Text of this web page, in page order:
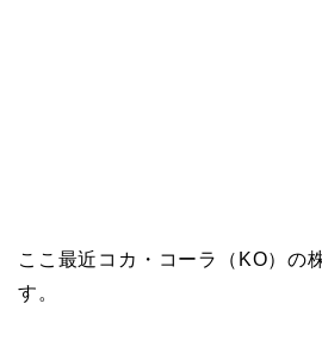
ここ最近コカ・コーラ（KO）の
す。